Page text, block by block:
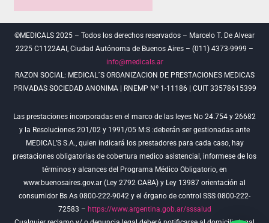
©MEDICALS 2025 – Todos los derechos reservados – Marcelo T. De Alvear
2225 C1122AAI, Ciudad Autónoma de Buenos Aires – (011) 4373-9999 –
info@medicals.ar
RAZON SOCIAL: MEDICAL´S ORGANIZACION DE PRESTACIONES MEDICAS
PRIVADAS SOCIEDAD ANONIMA | RNEMP Nº 1-11186 | CUIT 33578615399
Las prestaciones incorporadas en el marco de las leyes No 24.754 y 26682
y la Resoluciones 201/02 y 1991/05 M:S :deberán ser gestionadas ante
MEDICAL’S S.A., quien indicará los prestadores para cada caso, hay
prestaciones obligatorias de cobertura medico asistencial, informese de los
términos y alcances del Programa Médico Obligatorio, en
www.buenosaires.gov.ar (Ley 2792 CABA) y Ley 13987 orientación al
consumidor Bs As 0800-222-9042 y el órgano de control SSS 0800-222-
72583 – https://www.argentina.gob.ar/sssalud